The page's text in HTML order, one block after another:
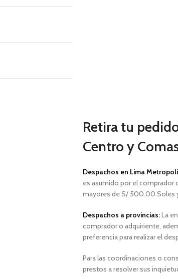
Retira tu
Centro y
Despachos en Lima
es asumido por el comprador
mayores de S/ 500.00 Soles
Despachos a provincias:La
comprador o adquiriente,
preferencia para realizar el
Para las coordinaciones o
prestos a resolver sus